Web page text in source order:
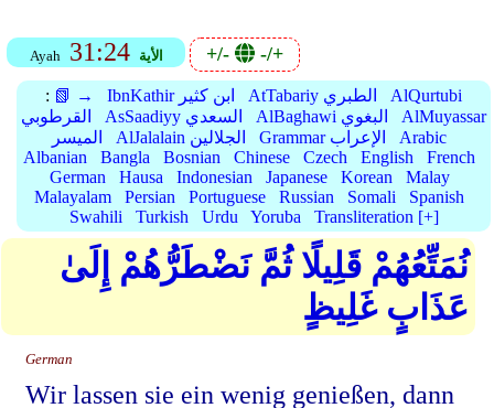
Ayah 31:24 الأية +/- -/+
: 📗 → IbnKathir ابن كثير AtTabariy الطبري
AlQurtubi
القرطوبي
AsSaadiyy السعدي AlBaghawi البغوي
AlMuyassar
الميسر
AlJalalain الجلالين Grammar الإعراب
Arabic
Albanian
Bangla Bosnian Chinese Czech English
French
German
Hausa Indonesian Japanese Korean
Malay
Malayalam
Persian Portuguese Russian Somali
Spanish
Swahili
Turkish Urdu Yoruba Transliteration [+]
نُمَتِّعُهُمْ قَلِيلًا ثُمَّ نَضْطَرُّهُمْ إِلَىٰ
عَذَابٍ غَلِيظٍ
German
Wir lassen sie ein wenig genießen, dann